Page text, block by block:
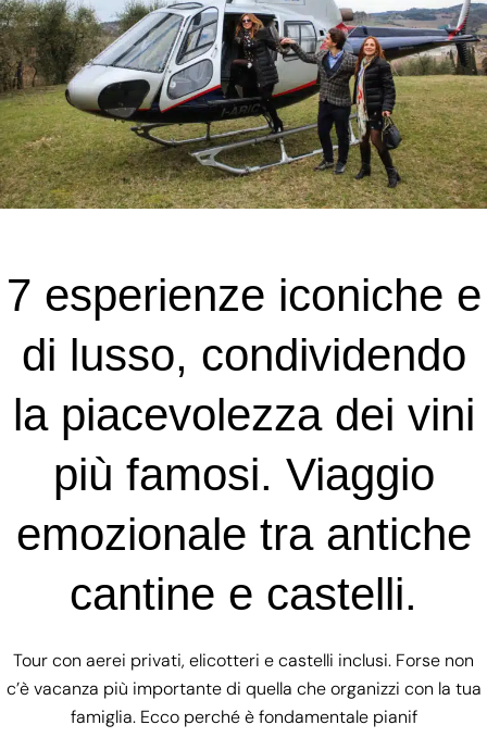
7 esperienze iconiche e
di lusso, condividendo
la piacevolezza dei vini
più famosi. Viaggio
emozionale tra antiche
cantine e castelli.
Tour con aerei privati, elicotteri e castelli inclusi. Forse non
c’è vacanza più importante di quella che organizzi con la tua
famiglia. Ecco perché è fondamentale pianif